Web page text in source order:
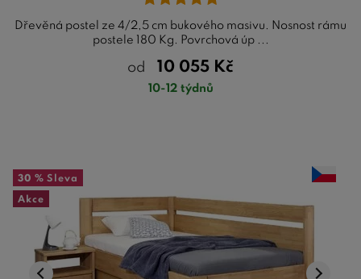
Dřevěná postel ze 4/2,5 cm bukového masivu. Nosnost rámu
postele 180 Kg. Povrchová úp ...
od 10 055 Kč
10-12 týdnů
30 % Sleva
Akce